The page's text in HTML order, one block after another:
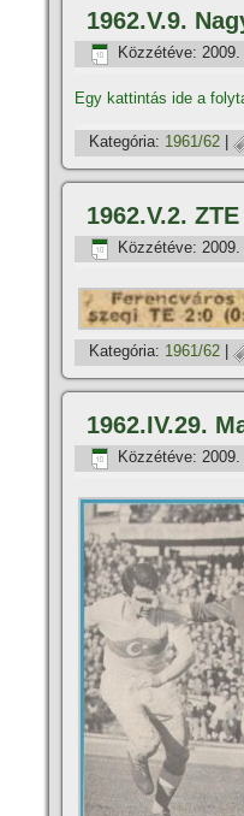
1962.V.9.
Közzétéve:
Egy kattintás ide a
Kategória: 1961/62
1962.V.2.
Közzétéve:
Kategória: 1961/62
1962.IV.29.
Közzétéve: